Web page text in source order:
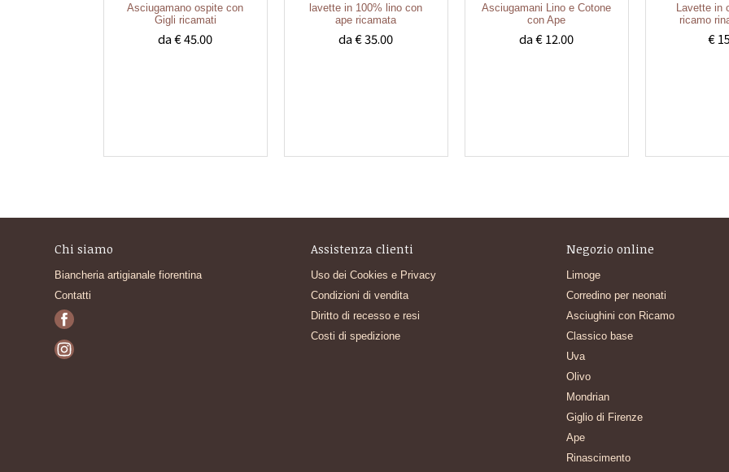
Asciugamano ospite con
Gigli ricamati
da € 45.00
lavette in 100% lino con
ape ricamata
da € 35.00
Asciugamani Lino e Cotone
con Ape
da € 12.00
Lavette in
ricamo
€
Chi siamo
Biancheria artigianale fiorentina
Contatti
Assistenza clienti
Uso dei Cookies e Privacy
Condizioni di vendita
Diritto di recesso e resi
Costi di spedizione
Negozio online
Limoge
Corredino per neonati
Asciughini con Ricamo
Classico base
Uva
Olivo
Mondrian
Giglio di Firenze
Ape
Rinascimento